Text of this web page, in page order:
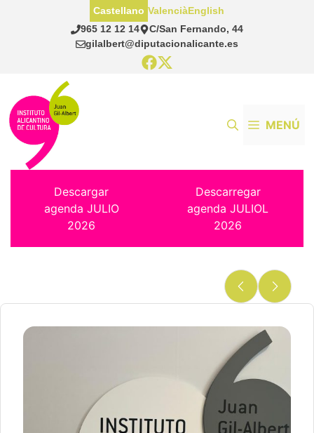
965 12 12 14
C/San Fernando, 44
gilalbert@diputacionalicante.es
Castellano ValenciàEnglish
MENÚ
Descargar
agenda JULIO
2026
Descarregar
agenda JULIOL
2026